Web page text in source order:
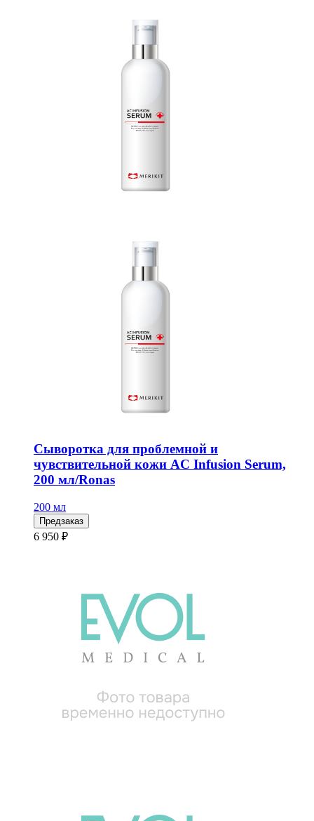
Сыворотка для проблемной и
чувствительной кожи AC Infusion Serum,
200 мл/Ronas
200 мл
Предзаказ
6 950 ₽